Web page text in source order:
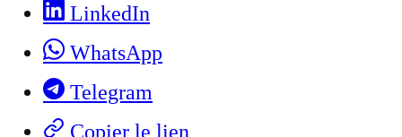
LinkedIn
WhatsApp
Telegram
Copier le lien